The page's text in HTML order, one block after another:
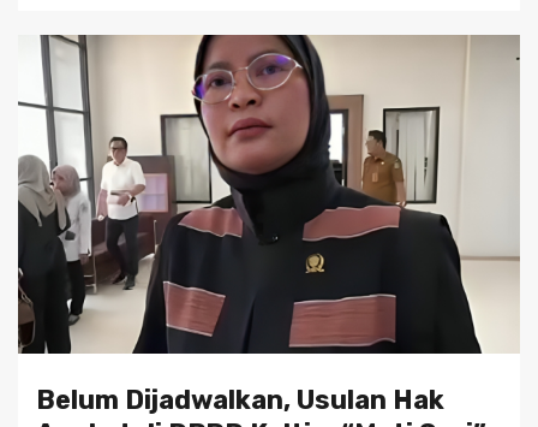
Belum Dijadwalkan, Usulan Hak